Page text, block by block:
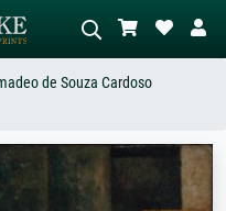
Beskriv scenen – t.ex. grön äng,
abstrakt med mycket rött, mörk
stående naken bredvid ett
de Souza Cardoso